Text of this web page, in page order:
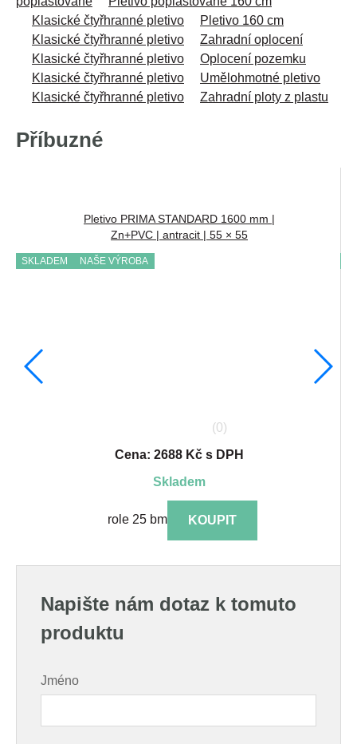
Klasické čtyřhranné pletivo
Pletivo 160 cm
Klasické čtyřhranné pletivo
Zahradní oplocení
Klasické čtyřhranné pletivo
Oplocení pozemku
Klasické čtyřhranné pletivo
Umělohmotné pletivo
Klasické čtyřhranné pletivo
Zahradní ploty z plastu
Příbuzné
Pletivo PRIMA STANDARD 1600 mm |
Zn+PVC | antracit | 55 × 55
SKLADEM NAŠE VÝROBA
(0)
Cena: 2688 Kč s DPH
skladem
role 25 bm KOUPIT
Napište nám dotaz k tomuto
produktu
Jméno